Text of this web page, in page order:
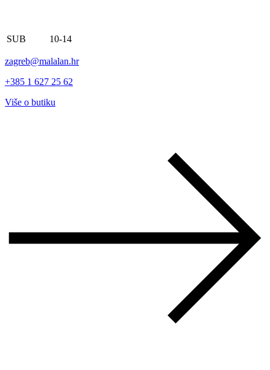
SUB 10-14
zagreb@malalan.hr
+385 1 627 25 62
Više o butiku